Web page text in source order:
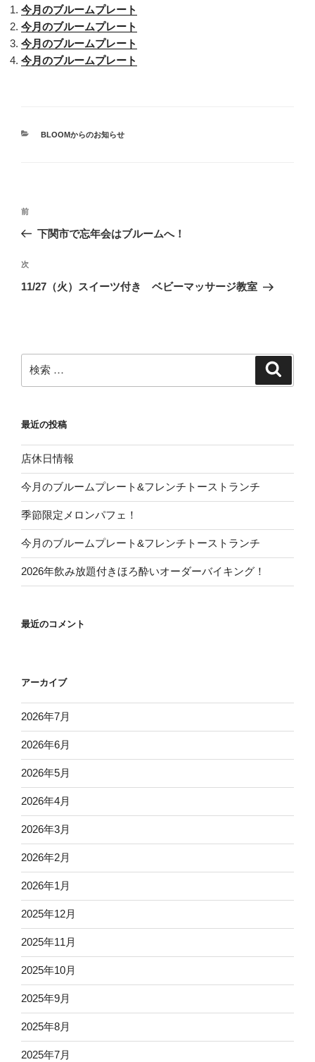
今月のブルームプレート
今月のブルームプレート
今月のブルームプレート
今月のブルームプレート
カ
BLOOMからのお知らせ
投
ビ
ゲ
ン
過
去
投
稿
前
下関市で忘年会はブルームへ！
次
の
次
11/27（火）スイーツ付き ベビーマッサージ教室
検
索:
最近の投稿
店休日情報
今月のブルームプレート&フレンチトーストランチ
季節限定メロンパフェ！
今月のブルームプレート&フレンチトーストランチ
2026年飲み放題付きほろ酔いオーダーバイキング！
最近のコメント
アーカイブ
2026年7月
2026年6月
2026年5月
2026年4月
2026年3月
2026年2月
2026年1月
2025年12月
2025年11月
2025年10月
2025年9月
2025年8月
2025年7月